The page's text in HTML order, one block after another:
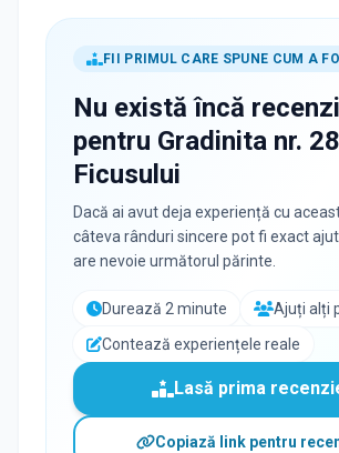
FII PRIMUL CARE SPUNE CUM A
Nu există încă
pentru Gradinita nr.
Ficusului
Dacă ai avut deja experiență cu
câteva rânduri sincere pot fi exact
are nevoie următorul părinte.
Durează 2 minute
Ajuți alți
Contează experiențele reale
Lasă prima
Copiază link pentru